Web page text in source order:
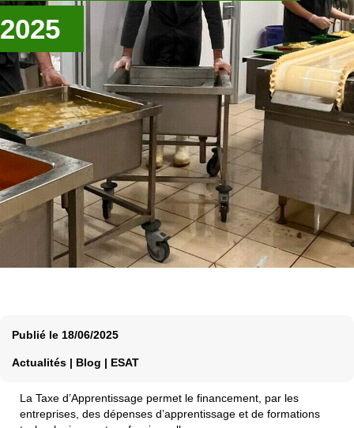
2025
Publié le 18/06/2025
Actualités | Blog | ESAT
La Taxe d’Apprentissage permet le financement, par les
entreprises, des dépenses d’apprentissage et de formations